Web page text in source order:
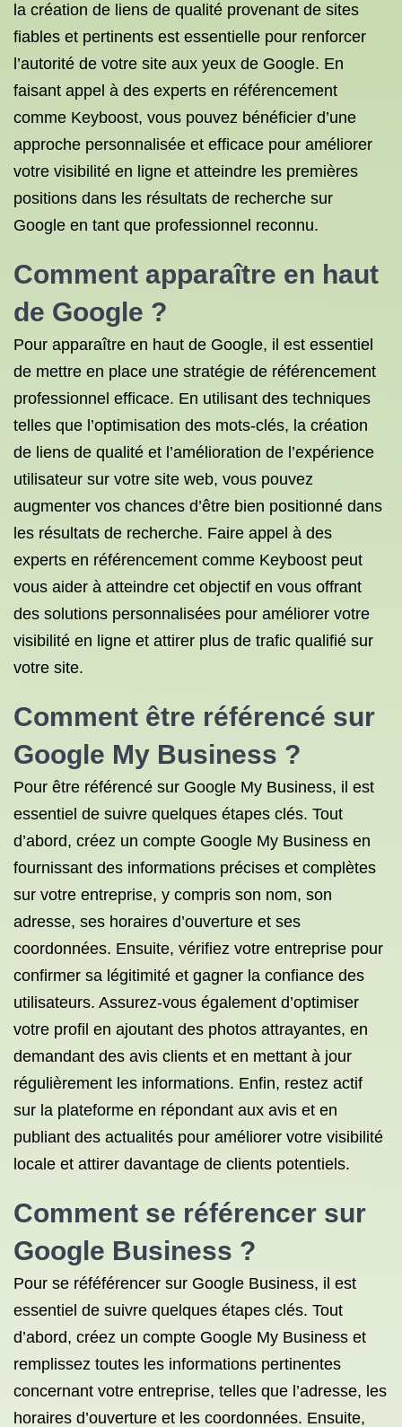
la création de liens de qualité provenant de sites
fiables et pertinents est essentielle pour renforcer
l’autorité de votre site aux yeux de Google. En
faisant appel à des experts en référencement
comme Keyboost, vous pouvez bénéficier d’une
approche personnalisée et efficace pour améliorer
votre visibilité en ligne et atteindre les premières
positions dans les résultats de recherche sur
Google en tant que professionnel reconnu.
Comment apparaître en haut
de Google ?
Pour apparaître en haut de Google, il est essentiel
de mettre en place une stratégie de référencement
professionnel efficace. En utilisant des techniques
telles que l’optimisation des mots-clés, la création
de liens de qualité et l’amélioration de l’expérience
utilisateur sur votre site web, vous pouvez
augmenter vos chances d’être bien positionné dans
les résultats de recherche. Faire appel à des
experts en référencement comme Keyboost peut
vous aider à atteindre cet objectif en vous offrant
des solutions personnalisées pour améliorer votre
visibilité en ligne et attirer plus de trafic qualifié sur
votre site.
Comment être référencé sur
Google My Business ?
Pour être référencé sur Google My Business, il est
essentiel de suivre quelques étapes clés. Tout
d’abord, créez un compte Google My Business en
fournissant des informations précises et complètes
sur votre entreprise, y compris son nom, son
adresse, ses horaires d’ouverture et ses
coordonnées. Ensuite, vérifiez votre entreprise pour
confirmer sa légitimité et gagner la confiance des
utilisateurs. Assurez-vous également d’optimiser
votre profil en ajoutant des photos attrayantes, en
demandant des avis clients et en mettant à jour
régulièrement les informations. Enfin, restez actif
sur la plateforme en répondant aux avis et en
publiant des actualités pour améliorer votre visibilité
locale et attirer davantage de clients potentiels.
Comment se référencer sur
Google Business ?
Pour se réféférencer sur Google Business, il est
essentiel de suivre quelques étapes clés. Tout
d’abord, créez un compte Google My Business et
remplissez toutes les informations pertinentes
concernant votre entreprise, telles que l’adresse, les
horaires d’ouverture et les coordonnées. Ensuite,